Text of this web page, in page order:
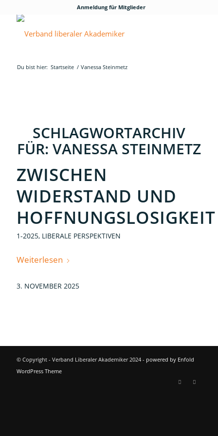
Anmeldung für Mitglieder
Du bist hier: Startseite / Vanessa Steinmetz
SCHLAGWORTARCHIV
FÜR: VANESSA STEINMETZ
ZWISCHEN
WIDERSTAND UND
HOFFNUNGSLOSIGKEIT
1-2025, LIBERALE PERSPEKTIVEN
Weiterlesen
3. NOVEMBER 2025
© Copyright - Verband Liberaler Akademiker 2024 - powered by Enfold
WordPress Theme